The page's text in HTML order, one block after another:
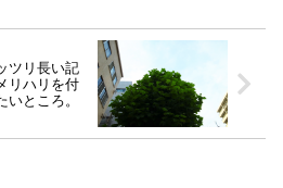
ツリ長い記
リハリを付
ところ。